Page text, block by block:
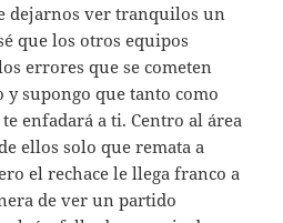
dejarnos ver tranquilos un
que los otros equipos
errores que se cometen
y supongo que tanto como
enfadará a ti. Centro al área
ellos solo que remata a
el rechace le llega franco a
de ver un partido